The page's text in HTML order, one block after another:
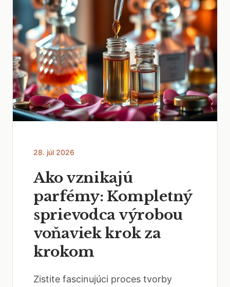
28. júl 2026
Ako vznikajú
parfémy: Kompletný
sprievodca výrobou
voňaviek krok za
krokom
Zistite fascinujúci proces tvorby